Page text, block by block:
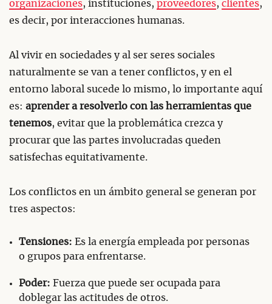
organizaciones, instituciones, proveedores, clientes,
es decir, por interacciones humanas.
Al vivir en sociedades y al ser seres sociales
naturalmente se van a tener conflictos, y en el
entorno laboral sucede lo mismo, lo importante aquí
es: aprender a resolverlo con las herramientas que
tenemos, evitar que la problemática crezca y
procurar que las partes involucradas queden
satisfechas equitativamente.
Los conflictos en un ámbito general se generan por
tres aspectos:
Tensiones: Es la energía empleada por personas
o grupos para enfrentarse.
Poder: Fuerza que puede ser ocupada para
doblegar las actitudes de otros.